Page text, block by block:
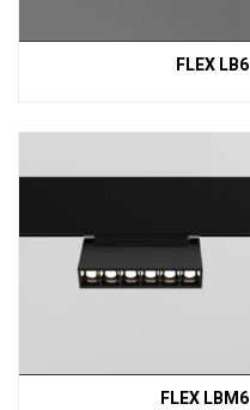
FLEX LB6
FLEX LBM6